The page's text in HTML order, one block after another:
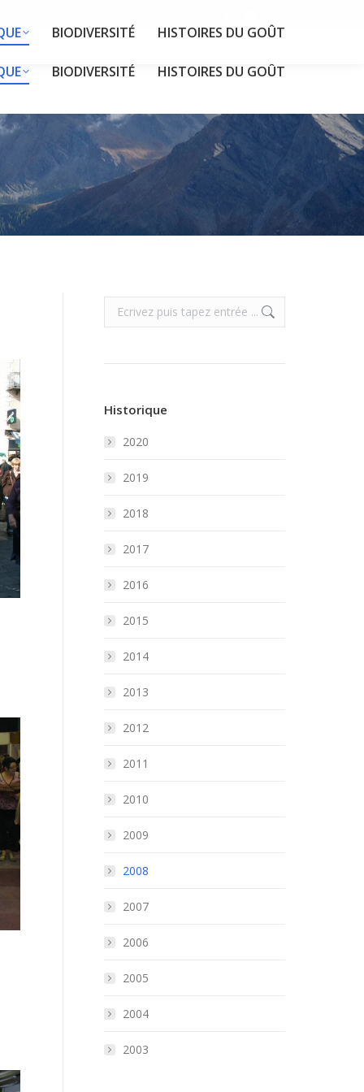
Facebook
opens
window
YouTube
opens
window
BIODIVERSITÉ HISTOIRES DU GOÛT
Search:
Historique
2020
2019
2018
2017
2016
2015
2014
2013
2012
2011
2010
2009
2008
2007
2006
2005
2004
2003
BIODIVERSITÉ HISTOIRES DU GOÛT